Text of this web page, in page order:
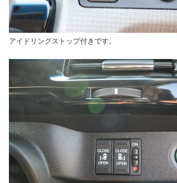
アイドリングストップ付きです。